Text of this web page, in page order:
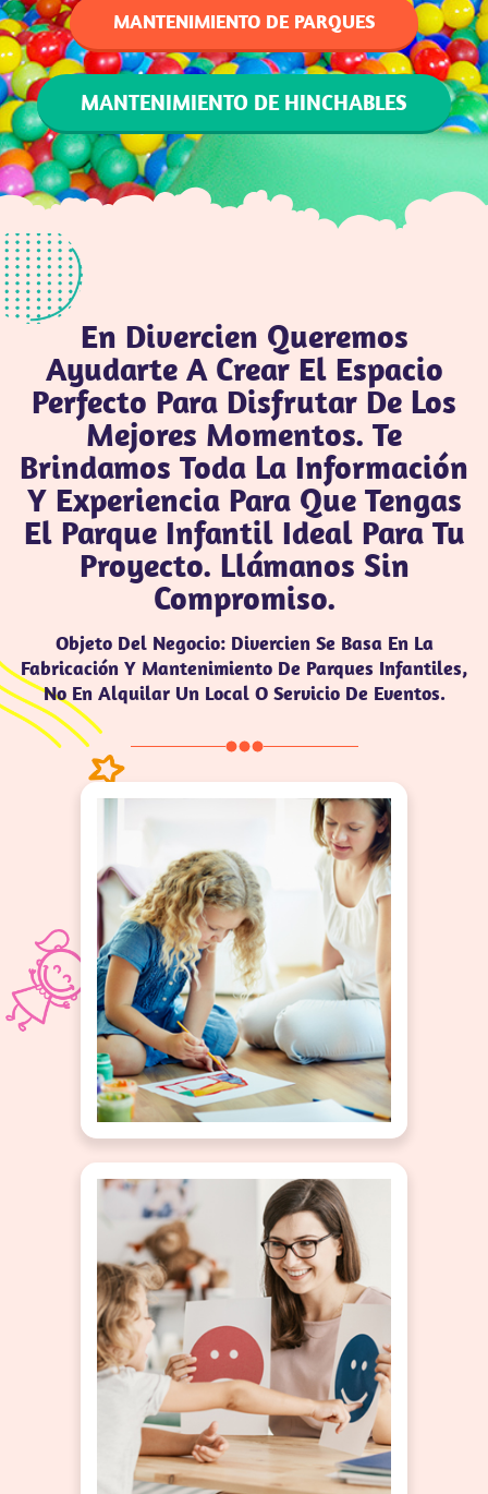
MANTENIMIENTO DE PARQUES
MANTENIMIENTO DE HINCHABLES
En Divercien Queremos
Ayudarte A Crear El Espacio
Perfecto Para Disfrutar De Los
Mejores Momentos. Te
Brindamos Toda La Información
Y Experiencia Para Que Tengas
El Parque Infantil Ideal Para Tu
Proyecto. Llámanos Sin
Compromiso.
Objeto Del Negocio: Divercien Se Basa En La
Fabricación Y Mantenimiento De Parques Infantiles,
No En Alquilar Un Local O Servicio De Eventos.